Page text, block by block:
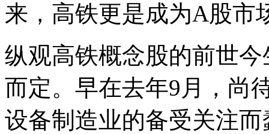
来，高铁更是成为A股市
纵观高铁概念股的前世
而定。早在去年9月，尚
设备制造业的备受关注